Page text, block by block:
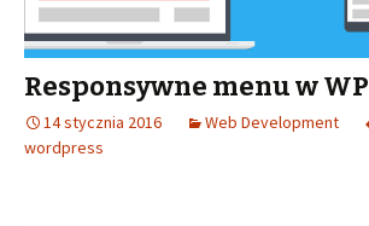
Responsywne menu w WP
14 stycznia 2016 Web Development
wordpress